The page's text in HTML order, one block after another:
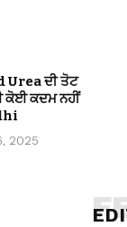
Urea ਦੀ ਤੋਟ
ਕੋਈ ਕਦਮ ਨਹੀਂ
2025